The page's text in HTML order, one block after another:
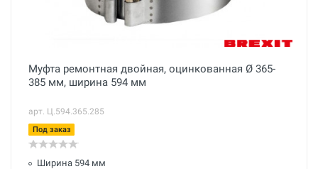
Муфта ремонтная двойная, оцинкованная Ø 365-
385 мм, ширина 594 мм
арт. Ц.594.365.285
Под заказ
Ширина 594 мм